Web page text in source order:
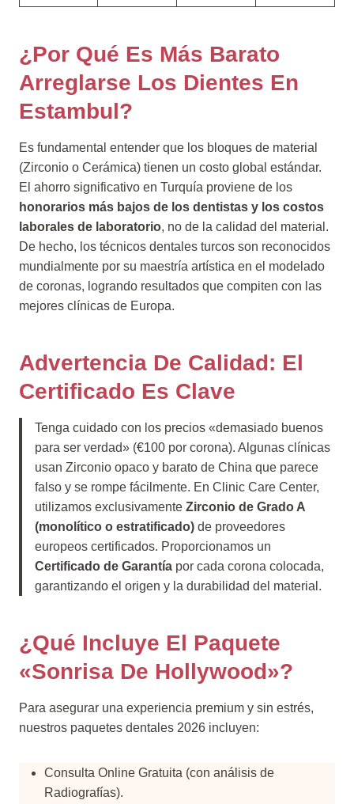
¿Por Qué Es Más Barato
Arreglarse Los Dientes En
Estambul?
Es fundamental entender que los bloques de material
(Zirconio o Cerámica) tienen un costo global estándar.
El ahorro significativo en Turquía proviene de los
honorarios más bajos de los dentistas y los costos
laborales de laboratorio, no de la calidad del material.
De hecho, los técnicos dentales turcos son reconocidos
mundialmente por su maestría artística en el modelado
de coronas, logrando resultados que compiten con las
mejores clínicas de Europa.
Advertencia De Calidad: El
Certificado Es Clave
Tenga cuidado con los precios «demasiado buenos
para ser verdad» (€100 por corona). Algunas clínicas
usan Zirconio opaco y barato de China que parece
falso y se rompe fácilmente. En Clinic Care Center,
utilizamos exclusivamente Zirconio de Grado A
(monolítico o estratificado) de proveedores
europeos certificados. Proporcionamos un
Certificado de Garantía por cada corona colocada,
garantizando el origen y la durabilidad del material.
¿Qué Incluye El Paquete
«Sonrisa De Hollywood»?
Para asegurar una experiencia premium y sin estrés,
nuestros paquetes dentales 2026 incluyen:
Consulta Online Gratuita (con análisis de
Radiografías).